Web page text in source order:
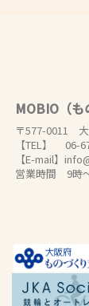
MOBIO（も
〒577-0011
【TEL】 06-
【E-mail】
営業時間 9時